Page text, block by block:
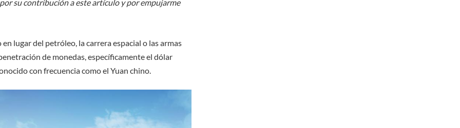
su contribución a este artículo y por empujarme
lugar del petróleo, la carrera espacial o las armas
de monedas, específicamente el dólar
con frecuencia como el Yuan chino.